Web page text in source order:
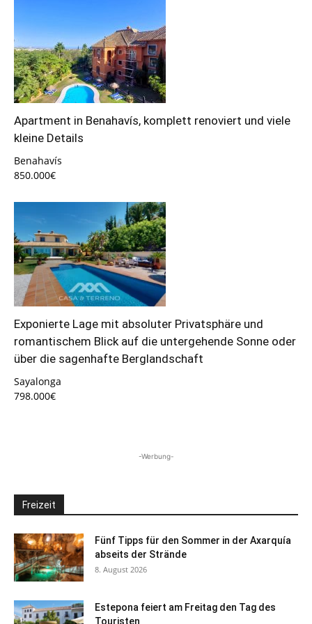
Apartment in Benahavís, komplett renoviert und viele
kleine Details
Benahavís
850.000€
Exponierte Lage mit absoluter Privatsphäre und
romantischem Blick auf die untergehende Sonne oder
über die sagenhafte Berglandschaft
Sayalonga
798.000€
-Werbung-
Freizeit
Fünf Tipps für den Sommer in der Axarquía
abseits der Strände
8. August 2026
Estepona feiert am Freitag den Tag des
Touristen